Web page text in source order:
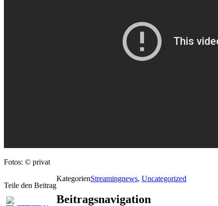
Fotos: © privat
Teile den Beitrag
KategorienStreamingnews, Uncategorized
Beitragsnavigation